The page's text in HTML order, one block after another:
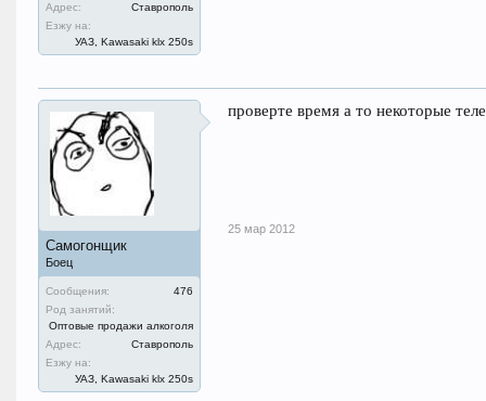
Адрес:
Ставрополь
Езжу на:
УАЗ, Kawasaki klx 250s
Самогонщик
Боец
Сообщения:
476
Род занятий:
Оптовые продажи алкоголя
Адрес:
Ставрополь
Езжу на:
УАЗ, Kawasaki klx 250s
проверте время а то некоторые
25 мар 2012